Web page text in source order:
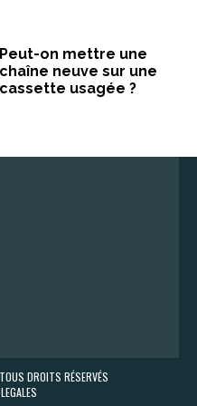
Peut-on mettre une
chaîne neuve sur une
cassette usagée ?
DROITS RÉSERVÉS